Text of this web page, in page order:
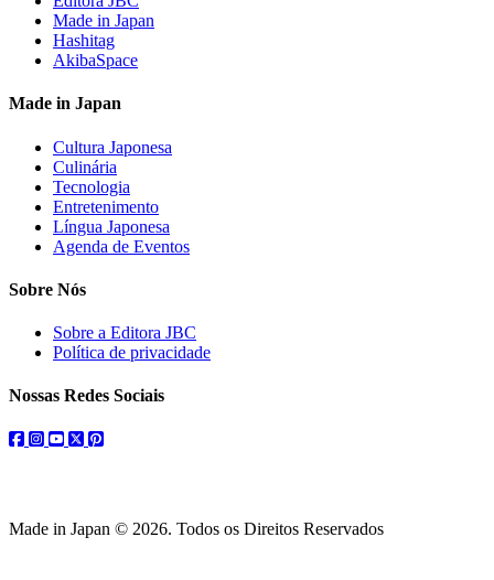
Made in Japan
Hashitag
AkibaSpace
Made in Japan
Cultura Japonesa
Culinária
Tecnologia
Entretenimento
Língua Japonesa
Agenda de Eventos
Sobre Nós
Sobre a Editora JBC
Política de privacidade
Nossas Redes Sociais
facebook
instagram
youtube
twitterpinterest
Made in Japan © 2026. Todos os Direitos Reservados